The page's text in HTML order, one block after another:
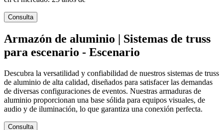
Consulta
Armazón de aluminio | Sistemas de truss
para escenario - Escenario
Descubra la versatilidad y confiabilidad de nuestros sistemas de truss
de aluminio de alta calidad, diseñados para satisfacer las demandas
de diversas configuraciones de eventos. Nuestras armaduras de
aluminio proporcionan una base sólida para equipos visuales, de
audio y de iluminación, lo que garantiza una conexión perfecta.
Consulta